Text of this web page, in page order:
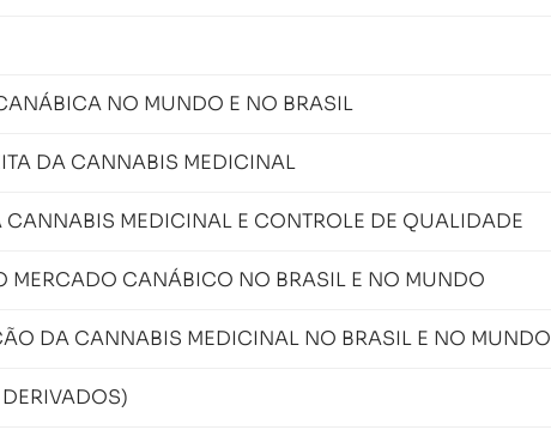
NO MUNDO E NO BRASIL
DA CANNABIS MEDICINAL
MEDICINAL E CONTROLE DE QUALIDADE
MERCADO CANÁBICO NO BRASIL E NO MUNDO
DA CANNABIS MEDICINAL NO BRASIL E NO MUNDO